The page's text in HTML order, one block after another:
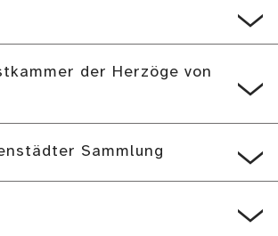
der Herzöge von
Sammlung